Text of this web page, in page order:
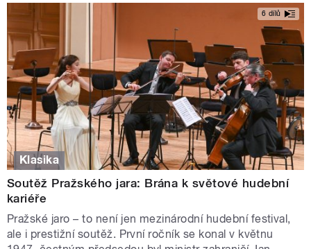
6 dílů
Klasika
Soutěž Pražského jara: Brána k světové hudební
kariéře
Pražské jaro – to není jen mezinárodní hudební festival,
ale i prestižní soutěž. První ročník se konal v květnu